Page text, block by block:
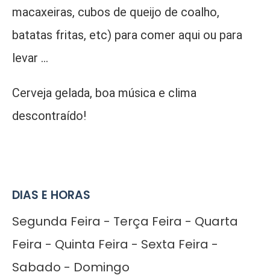
macaxeiras, cubos de queijo de coalho,
batatas fritas, etc) para comer aqui ou para
levar ...
Cerveja gelada, boa música e clima
descontraído!
DIAS E HORAS
Segunda Feira - Terça Feira - Quarta
Feira - Quinta Feira - Sexta Feira -
Sabado - Domingo